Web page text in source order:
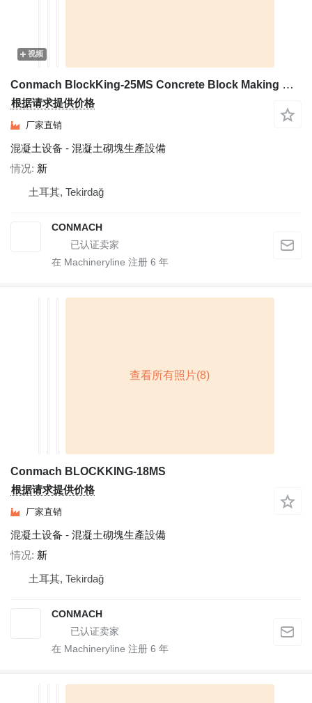
视频
Conmach BlockKing-25MS Concrete Block Making Machine -10.000 units/shift
根据请求提供价格
厂家直销
混凝土设备 - 混凝土砌塊生產設備
情况 新
土耳其, Tekirdağ
CONMACH
在 Machineryline 注册 6 年
Conmach BLOCKKING-18MS
根据请求提供价格
厂家直销
混凝土设备 - 混凝土砌塊生產設備
情况 新
土耳其, Tekirdağ
CONMACH
在 Machineryline 注册 6 年